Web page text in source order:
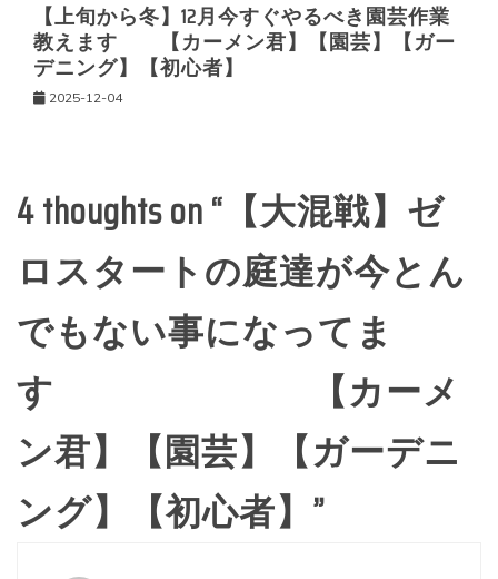
【上旬から冬】12月今すぐやるべき園芸作業
教えます 【カーメン君】【園芸】【ガー
デニング】【初心者】
2025-12-04
4 thoughts on “ 【大混戦】ゼ
ロスタートの庭達が今とん
でもない事になってま
す 【カーメ
ン君】【園芸】【ガーデニ
ング】【初心者】 ”